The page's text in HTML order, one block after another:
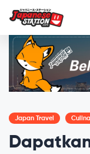
Japan Travel